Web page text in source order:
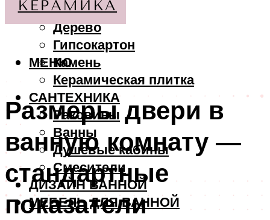
МАТЕРИАЛЫ
Дерево
Гипсокартон
Камень
Керамическая плитка
САНТЕХНИКА
Раковины
Ванны
Душевые кабины
Смесители
ДИЗАЙН ВАННОЙ
МЕБЕЛЬ ДЛЯ ВАННОЙ
МЕНЮ
Размеры двери в
ванную комнату —
стандартные
показатели